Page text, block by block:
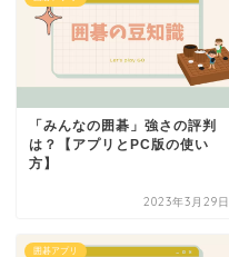
「みんなの囲碁」強さの評判
は？【アプリとPC版の使い
方】
2023年3月29日
囲碁アプリ